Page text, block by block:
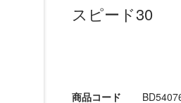
スピード30
商品コード